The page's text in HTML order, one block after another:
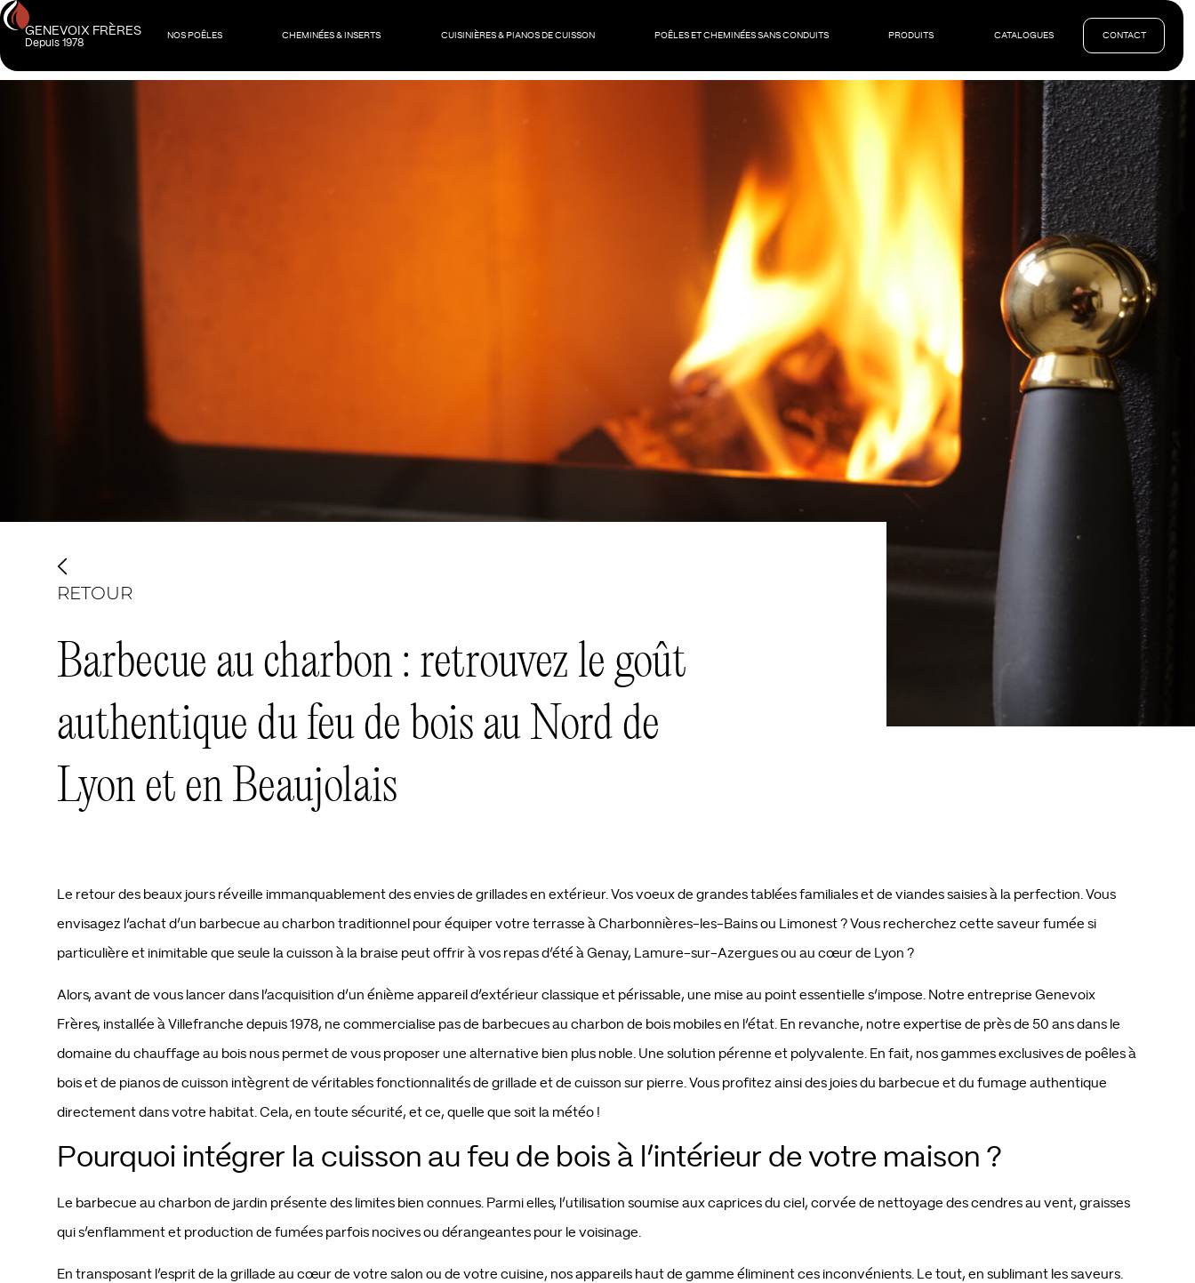
GENEVOIX FRÈRES
Depuis 1978
NOS POÊLES CHEMINÉES & INSERTS CUISINIÈRES & PIANOS DE CUISSON POÊLES ET CHEMINÉES SANS CONDUITS PRODUITS CATALOGUES CONTACT
RETOUR
Barbecue au charbon : retrouvez le goût
authentique du feu de bois au Nord de
Lyon et en Beaujolais
Le retour des beaux jours réveille immanquablement des envies de grillades en extérieur. Vos voeux de grandes tablées familiales et de viandes saisies à la perfection. Vous
envisagez l’achat d’un barbecue au charbon traditionnel pour équiper votre terrasse à Charbonnières-les-Bains ou Limonest ? Vous recherchez cette saveur fumée si
particulière et inimitable que seule la cuisson à la braise peut offrir à vos repas d’été à Genay, Lamure-sur-Azergues ou au cœur de Lyon ?
Alors, avant de vous lancer dans l’acquisition d’un énième appareil d’extérieur classique et périssable, une mise au point essentielle s’impose. Notre entreprise Genevoix
Frères, installée à Villefranche depuis 1978, ne commercialise pas de barbecues au charbon de bois mobiles en l’état. En revanche, notre expertise de près de 50 ans dans le
domaine du chauffage au bois nous permet de vous proposer une alternative bien plus noble. Une solution pérenne et polyvalente. En fait, nos gammes exclusives de poêles à
bois et de pianos de cuisson intègrent de véritables fonctionnalités de grillade et de cuisson sur pierre. Vous profitez ainsi des joies du barbecue et du fumage authentique
directement dans votre habitat. Cela, en toute sécurité, et ce, quelle que soit la météo !
Pourquoi intégrer la cuisson au feu de bois à l’intérieur de votre maison ?
Le barbecue au charbon de jardin présente des limites bien connues. Parmi elles, l’utilisation soumise aux caprices du ciel, corvée de nettoyage des cendres au vent, graisses
qui s’enflamment et production de fumées parfois nocives ou dérangeantes pour le voisinage.
En transposant l’esprit de la grillade au cœur de votre salon ou de votre cuisine, nos appareils haut de gamme éliminent ces inconvénients. Le tout, en sublimant les saveurs.